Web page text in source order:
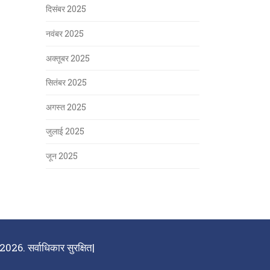
दिसंबर 2025
नवंबर 2025
अक्तूबर 2025
सितंबर 2025
अगस्त 2025
जुलाई 2025
जून 2025
सर्वाधिकार सुरक्षित|